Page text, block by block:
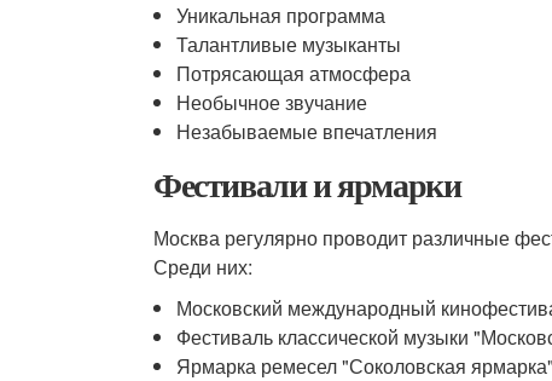
Уникальная программа
Талантливые музыканты
Потрясающая атмосфера
Необычное звучание
Незабываемые впечатления
Фестивали и ярмарки
Москва регулярно проводит различные
Среди них:
Московский международный
Фестиваль классической музыки
Ярмарка ремесел "Соколовская ярмарка"